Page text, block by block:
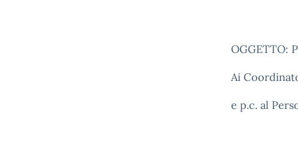
OGGETTO:
Ai
e p.c. al